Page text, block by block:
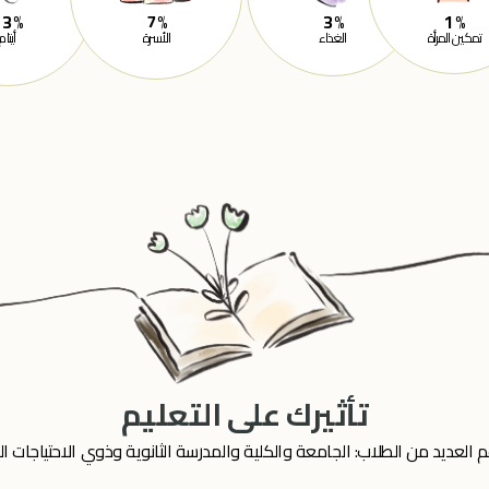
%أيتام 7%
الأسرة 3%
الغذاء 1%
تمكين المرأة
تأثيرك على التعليم
العديد من الطلاب: الجامعة والكلية والمدرسة الثانوية وذوي الاحتياجات